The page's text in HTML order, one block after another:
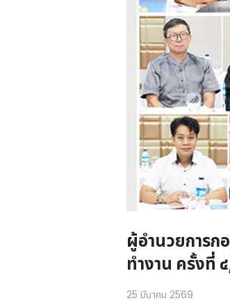
ผู้อำนวยการ
ทำงาน ครั้งที่
25 มีนาคม 2569